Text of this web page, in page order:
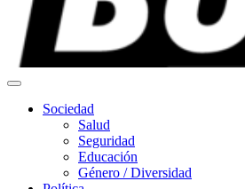
Menú
principalSociedad
Salud
Seguridad
Educación
Género / Diversidad